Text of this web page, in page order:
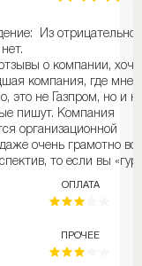
Из
о компании, хочу
компания, где мне
это не Газпром, но и
пишут. Компания
организационной
очень грамотно все
то если вы
вы добьетесь успеха и
было очень
одно, это то, что
всего было 24 года
ОПЛАТА
ПРОЧЕЕ